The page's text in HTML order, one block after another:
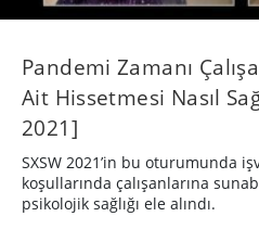
Pandemi Zamanı
Ait Hissetmesi Nasıl
2021]
SXSW 2021’in bu oturumunda
koşullarında çalışanlarına
psikolojik sağlığı ele alındı.